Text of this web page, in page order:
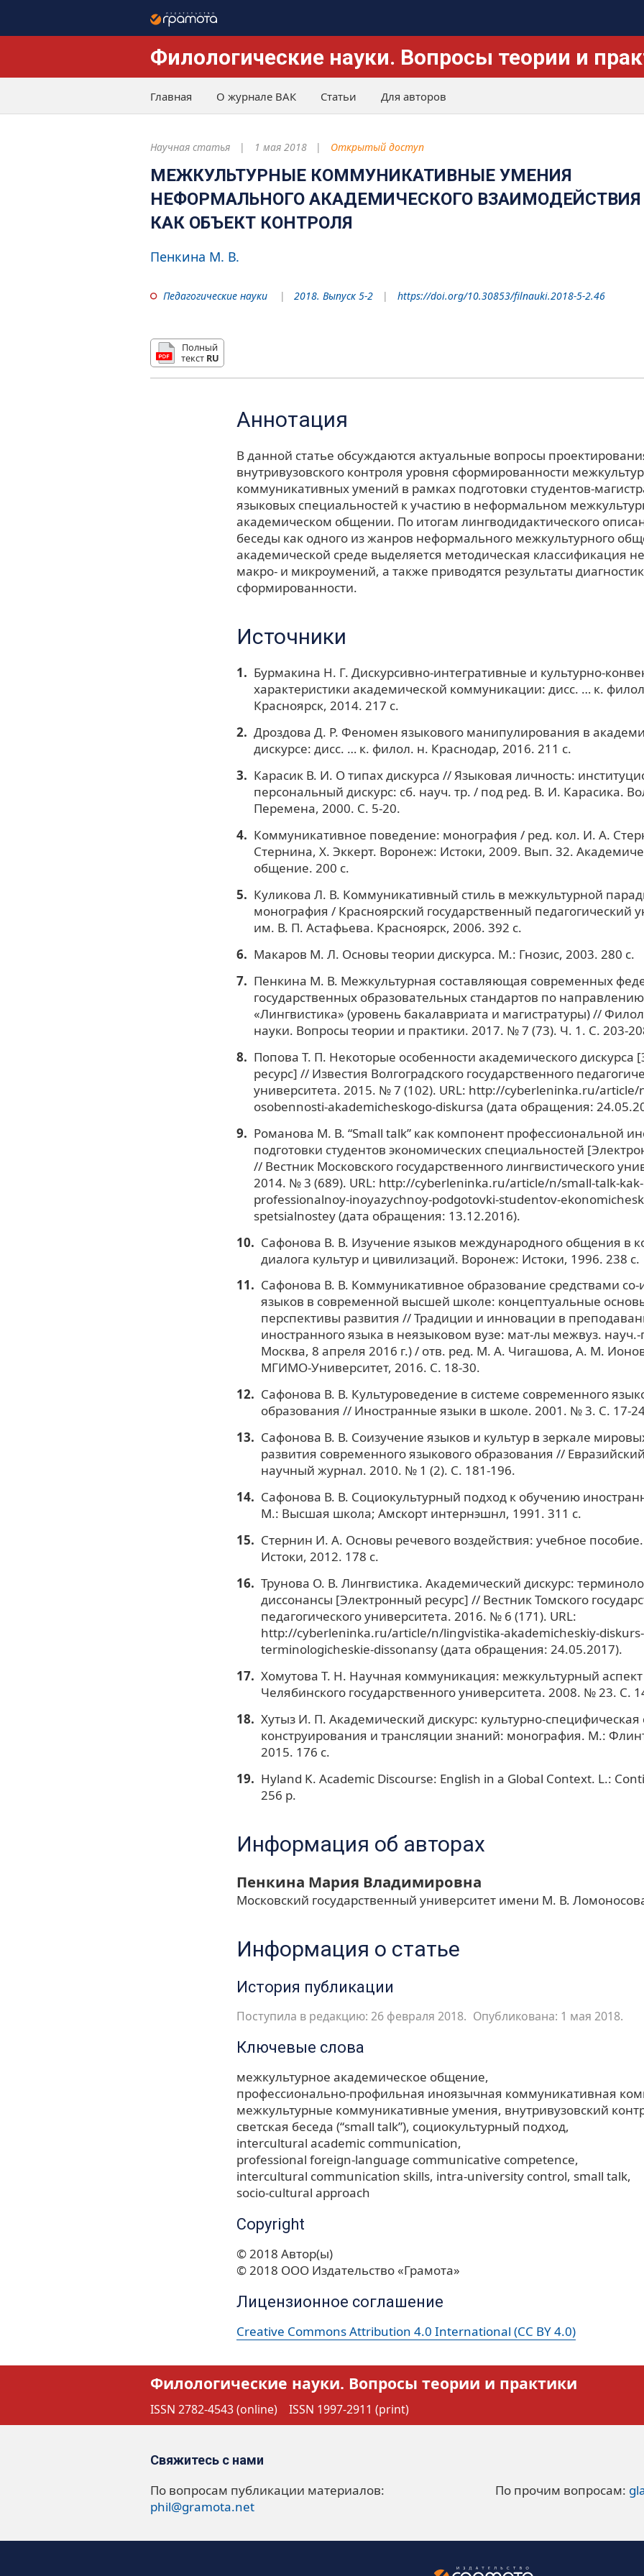
Филологические науки. Вопросы теории и
Главная О журнале ВАК Статьи Для авторов
Научная статья 1 мая 2018 Открытый доступ
МЕЖКУЛЬТУРНЫЕ КОММУНИКАТИВНЫЕ УМЕНИЯ
НЕФОРМАЛЬНОГО АКАДЕМИЧЕСКОГО ВЗАИМОДЕЙСТВИЯ
КАК ОБЪЕКТ КОНТРОЛЯ
Пенкина М. В.
Педагогические науки 2018. Выпуск 5-2 https://doi.org/10.30853/filnauki.2018-5-2.46
Полный
текст RU
Аннотация
В данной статье обсуждаются актуальные вопросы
внутривузовского контроля уровня сформированности
коммуникативных умений в рамках подготовки студентов-
языковых специальностей к участию в неформальном
академическом общении. По итогам лингводидактического
беседы как одного из жанров неформального межкультурного
академической среде выделяется методическая классификация
макро- и микроумений, а также приводятся результаты
сформированности.
Источники
Бурмакина Н. Г. Дискурсивно-интегративные и культурно-
характеристики академической коммуникации: дисс. … к.
Красноярск, 2014. 217 с.
Дроздова Д. Р. Феномен языкового манипулирования в
дискурсе: дисс. … к. филол. н. Краснодар, 2016. 211 с.
Карасик В. И. О типах дискурса // Языковая личность:
персональный дискурс: сб. науч. тр. / под ред. В. И. Карасика.
Перемена, 2000. С. 5-20.
Коммуникативное поведение: монография / ред. кол. И. А.
Стернина, Х. Эккерт. Воронеж: Истоки, 2009. Вып. 32.
общение. 200 с.
Куликова Л. В. Коммуникативный стиль в межкультурной
монография / Красноярский государственный педагогический
им. В. П. Астафьева. Красноярск, 2006. 392 с.
Макаров М. Л. Основы теории дискурса. М.: Гнозис, 2003. 280 с.
Пенкина М. В. Межкультурная составляющая современных
государственных образовательных стандартов по
«Лингвистика» (уровень бакалавриата и магистратуры) //
науки. Вопросы теории и практики. 2017. № 7 (73). Ч. 1. С. 203-
Попова Т. П. Некоторые особенности академического дискурса
ресурс] // Известия Волгоградского государственного
университета. 2015. № 7 (102). URL: http://cyberleninka.ru/
osobennosti-akademicheskogo-diskursa (дата обращения:
Романова М. В. “Small talk” как компонент профессиональной
подготовки студентов экономических специальностей
// Вестник Московского государственного лингвистического
2014. № 3 (689). URL: http://cyberleninka.ru/article/n/small-talk-
professionalnoy-inoyazychnoy-podgotovki-studentov-
spetsialnostey (дата обращения: 13.12.2016).
Сафонова В. В. Изучение языков международного общения в
диалога культур и цивилизаций. Воронеж: Истоки, 1996. 238 с.
Сафонова В. В. Коммуникативное образование средствами
языков в современной высшей школе: концептуальные
перспективы развития // Традиции и инновации в
иностранного языка в неязыковом вузе: мат-лы межвуз. науч.-
Москва, 8 апреля 2016 г.) / отв. ред. М. А. Чигашова, А. М.
МГИМО-Университет, 2016. С. 18-30.
Сафонова В. В. Культуроведение в системе современного
образования // Иностранные языки в школе. 2001. № 3. С. 17-
Сафонова В. В. Соизучение языков и культур в зеркале
развития современного языкового образования //
научный журнал. 2010. № 1 (2). С. 181-196.
Сафонова В. В. Социокультурный подход к обучению
М.: Высшая школа; Амскорт интернэшнл, 1991. 311 с.
Стернин И. А. Основы речевого воздействия: учебное
Истоки, 2012. 178 с.
Трунова О. В. Лингвистика. Академический дискурс:
диссонансы [Электронный ресурс] // Вестник Томского
педагогического университета. 2016. № 6 (171). URL:
http://cyberleninka.ru/article/n/lingvistika-akademicheskiy-diskurs-
terminologicheskie-dissonansy (дата обращения: 24.05.2017).
Хомутова Т. Н. Научная коммуникация: межкультурный
Челябинского государственного университета. 2008. № 23. С.
Хутыз И. П. Академический дискурс: культурно-специфическая
конструирования и трансляции знаний: монография. М.:
2015. 176 с.
Hyland K. Academic Discourse: English in a Global Context. L.:
256 p.
Информация об авторах
Пенкина Мария Владимировна
Московский государственный университет имени М. В.
Информация о статье
История публикации
Поступила в редакцию: 26 февраля 2018. Опубликована: 1 мая 2018.
Ключевые слова
межкультурное академическое общение
профессионально-профильная иноязычная коммуникативная
межкультурные коммуникативные умения внутривузовский
светская беседа (“small talk”) социокультурный подход
intercultural academic communication
professional foreign-language communicative competence
intercultural communication skills intra-university control small talk
socio-cultural approach
Copyright
© 2018 Автор(ы)
© 2018 ООО Издательство «Грамота»
Лицензионное соглашение
Creative Commons Attribution 4.0 International (CC BY 4.0)
Филологические науки. Вопросы теории и практики
ISSN 2782-4543 (online) ISSN 1997-2911 (print)
Свяжитесь с нами
По вопросам публикации материалов:
phil@gramota.net
По прочим вопросам: